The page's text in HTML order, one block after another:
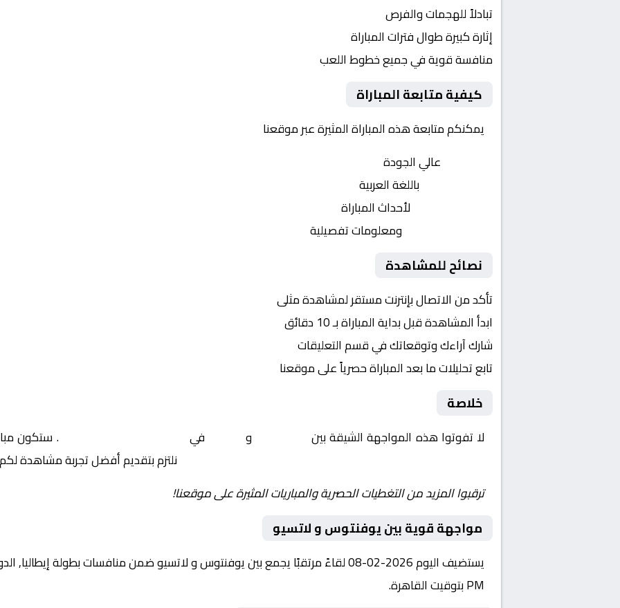
تبادلاً للهجمات والفرص
إثارة كبيرة طوال فترات المباراة
منافسة قوية في جميع خطوط اللعب
كيفية متابعة المباراة
يمكنكم متابعة هذه المباراة المثيرة عبر موقعنا
عالي الجودة
باللغة العربية
لأحداث المباراة
ومعلومات تفصيلية
نصائح للمشاهدة
تأكد من الاتصال بإنترنت مستقر لمشاهدة مثلى
ابدأ المشاهدة قبل بداية المباراة بـ 10 دقائق
شارك آراءك وتوقعاتك في قسم التعليقات
تابع تحليلات ما بعد المباراة حصرياً على موقعنا
خلاصة
لا تفوتوا هذه المواجهة الشيقة بين ولاتسيو في
. ستكون
نلتزم بتقديم أفضل تجربة مشاهدة
ترقبوا المزيد من التغطيات الحصرية والمباريات المثيرة على موقعنا!
مواجهة قوية بين يوفنتوس و لاتسيو
PM بتوقيت القاهرة.